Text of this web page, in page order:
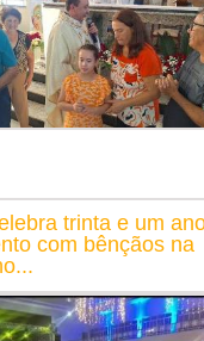
trinta e um
com bênçãos na